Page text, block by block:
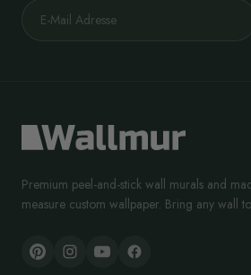
Premium peel-and-stick wall murals and
measure custom wallpaper. Bring any wall